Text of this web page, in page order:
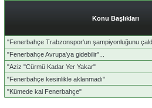
Konu Başlıkları
"Fenerbahçe Trabzonspor'un şampiyonluğunu
"Fenerbahçe Avrupa'ya gidebilir"...
"Aziz "Cürmü Kadar Yer Yakar"
"Fenerbahçe kesinlikle aklanmadı"
"Kümede kal Fenerbahçe"